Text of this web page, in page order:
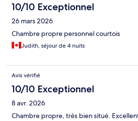
10/10 Exceptionnel
26 mars 2026
Chambre propre personnel courtois
Judith, séjour de 4 nuits
Avis vérifié
10/10 Exceptionnel
8 avr. 2026
Chambre propre, très bien situé.